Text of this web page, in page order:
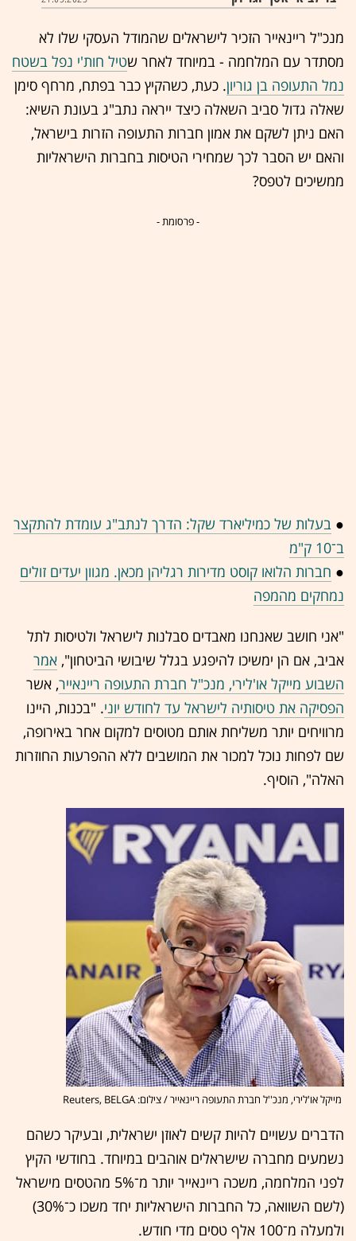
מנכ"ל ריינאייר הזכיר לישראלים שהמודל העסקי שלו לא
מסתדר עם המלחמה - במיוחד לאחר שטיל חות'י נפל בשטח
נמל התעופה בן גוריון. כעת, כשהקיץ כבר בפתח, מרחף סימן
שאלה גדול סביב השאלה כיצד ייראה נתב"ג בעונת השיא:
האם ניתן לשקם את אמון חברות התעופה הזרות בישראל,
והאם יש הסבר לכך שמחירי הטיסות בחברות הישראליות
ממשיכים לטפס?
- פרסומת -
● בעלות של כמיליארד שקל: הדרך לנתב"ג עומדת להתקצר
ב־10 ק"מ
● חברות הלואו קוסט מדירות רגליהן מכאן. מגוון יעדים זולים
נמחקים מהמפה
"אני חושב שאנחנו מאבדים סבלנות לישראל ולטיסות לתל
אביב, אם הן ימשיכו להיפגע בגלל שיבושי הביטחון", אמר
השבוע מייקל או'לירי, מנכ"ל חברת התעופה ריינאייר, אשר
הפסיקה את טיסותיה לישראל עד לחודש יוני. "בכנות, היינו
מרוויחים יותר משליחת אותם מטוסים למקום אחר באירופה,
שם לפחות נוכל למכור את המושבים ללא ההפרעות החוזרות
האלה", הוסיף.
מייקל או'לירי, מנכ''ל חברת התעופה ריינאייר / צילום: Reuters, BELGA
הדברים עשויים להיות קשים לאוזן ישראלית, ובעיקר כשהם
נשמעים מחברה שישראלים אוהבים במיוחד. בחודשי הקיץ
לפני המלחמה, משכה ריינאייר יותר מ־5% מהטסים מישראל
(לשם השוואה, כל החברות הישראליות יחד משכו כ־30%)
ולמעלה מ־100 אלף טסים מדי חודש.